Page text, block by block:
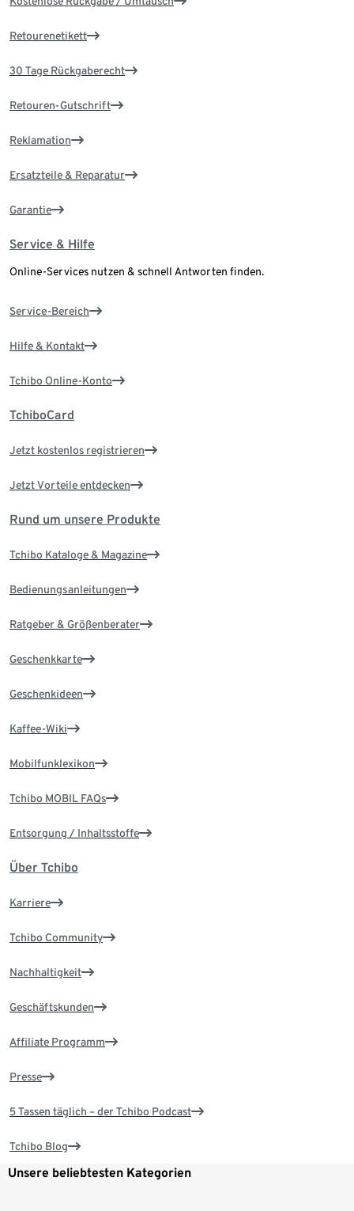
Retourenetikett
30 Tage Rückgaberecht
Retouren-Gutschrift
Reklamation
Ersatzteile & Reparatur
Garantie
Service & Hilfe
Online-Services nutzen & schnell Antworten finden.
Service-Bereich
Hilfe & Kontakt
Tchibo Online-Konto
TchiboCard
Jetzt kostenlos registrieren
Jetzt Vorteile entdecken
Rund um unsere Produkte
Tchibo Kataloge & Magazine
Bedienungsanleitungen
Ratgeber & Größenberater
Geschenkkarte
Geschenkideen
Kaffee-Wiki
Mobilfunklexikon
Tchibo MOBIL FAQs
Entsorgung / Inhaltsstoffe
Über Tchibo
Karriere
Tchibo Community
Nachhaltigkeit
Geschäftskunden
Affiliate Programm
Presse
5 Tassen täglich – der Tchibo Podcast
Tchibo Blog
Unsere beliebtesten Kategorien